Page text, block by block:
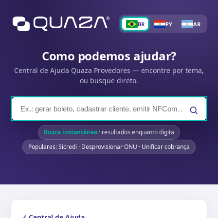
BR PY AR
Como podemos ajudar?
Central de Ajuda Quaza Provedores — encontre por tema,
ou busque direto.
Busca instantânea · resultados enquanto digita
Populares: Sicredi · Desprovisionar ONU · Unificar cobrança